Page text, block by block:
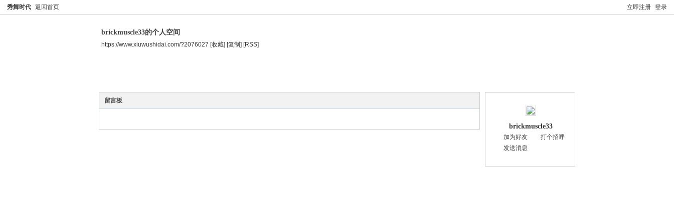
立即注册 登录
秀舞时代 返回首页
brickmuscle33的个人空间
https://www.xiuwushidai.com/?2076027 [收藏] [复制] [RSS]
留言板
brickmuscle33
加为好友
打个招呼
发送消息